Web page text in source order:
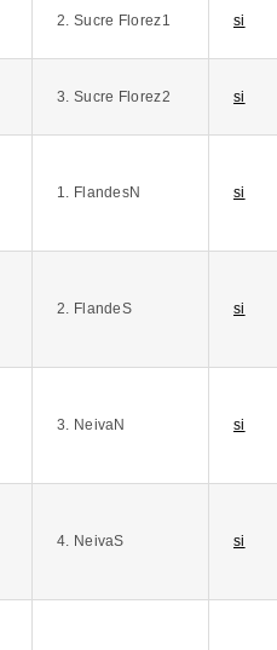
2. Sucre Florez1 si
3. Sucre Florez2 si
1. FlandesN si
2. FlandeS si
3. NeivaN si
4. NeivaS si